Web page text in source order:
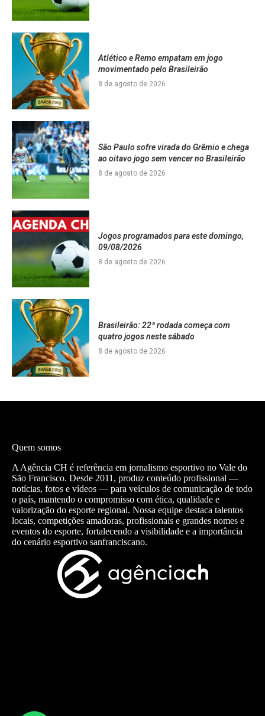
Atlético e Remo empatam em jogo
movimentado pelo Brasileirão
8 de agosto de 2026
São Paulo sofre virada do Grêmio e chega
ao oitavo jogo sem vencer no Brasileirão
8 de agosto de 2026
Jogos programados para este domingo,
09/08/2026
8 de agosto de 2026
Brasileirão: 22ª rodada começa com
quatro jogos neste sábado
8 de agosto de 2026
Quem somos
A Agência CH é referência em jornalismo esportivo no Vale do
São Francisco. Desde 2011, produz conteúdo profissional —
notícias, fotos e vídeos — para veículos de comunicação de todo
o país, mantendo o compromisso com ética, qualidade e
valorização do esporte regional. Nossa equipe destaca talentos
locais, competições amadoras, profissionais e grandes nomes e
eventos do esporte, fortalecendo a visibilidade e a importância
do cenário esportivo sanfranciscano.